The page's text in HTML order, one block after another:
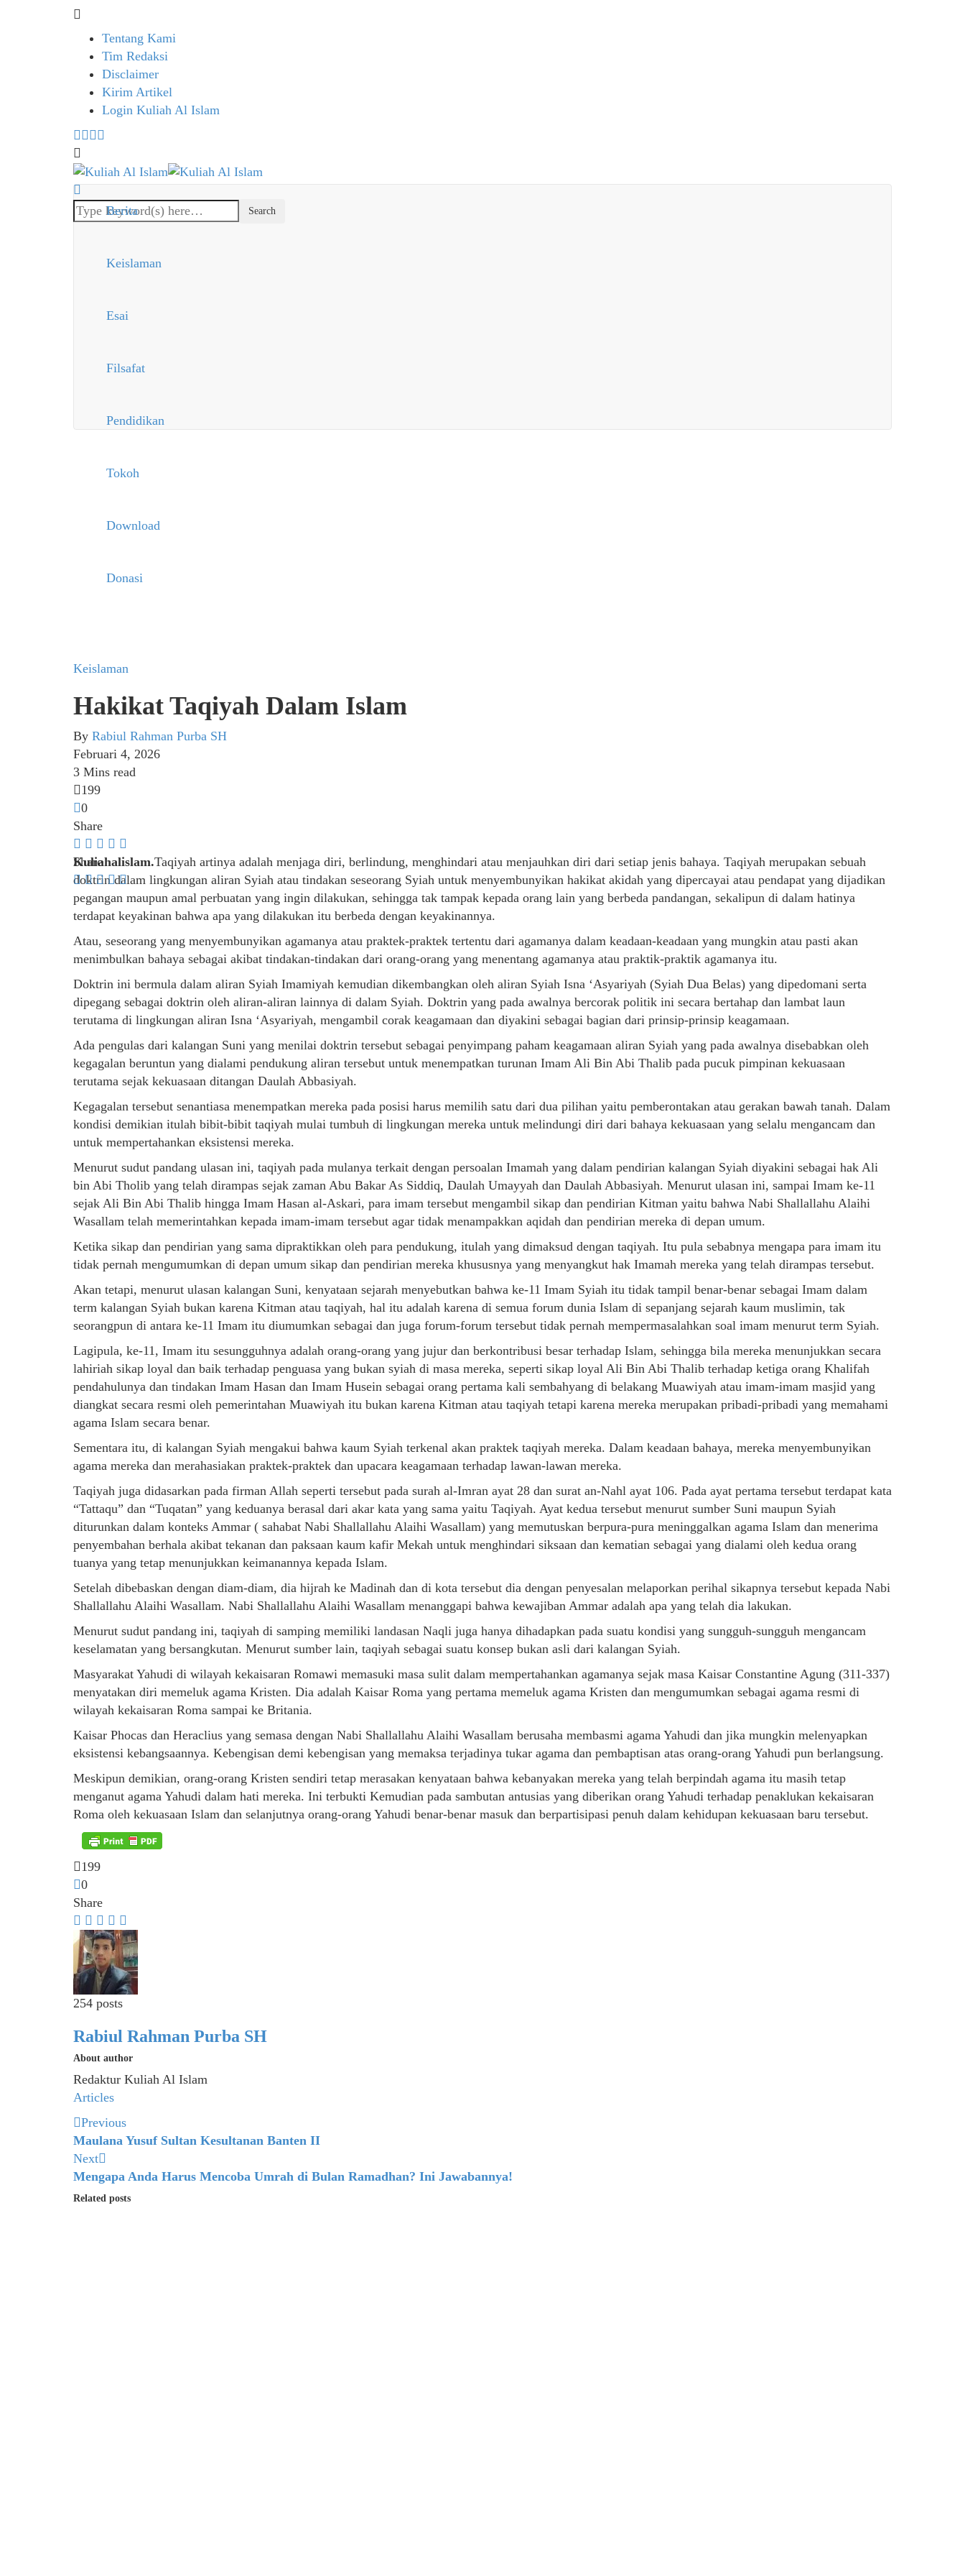
Tentang Kami
Tim Redaksi
Disclaimer
Kirim Artikel
Login Kuliah Al Islam
Berita
Keislaman
Esai
Filsafat
Pendidikan
Tokoh
Download
Donasi
Keislaman
Hakikat Taqiyah Dalam Islam
By Rabiul Rahman Purba SH
Februari 4, 2026
3 Mins read
199
0
Share
Kuliahalislam.Taqiyah artinya adalah menjaga diri, berlindung, menghindari atau menjauhkan diri dari setiap jenis bahaya. Taqiyah merupakan sebuah
doktrin dalam lingkungan aliran Syiah atau tindakan seseorang Syiah untuk menyembunyikan hakikat akidah yang dipercayai atau pendapat yang dijadikan
pegangan maupun amal perbuatan yang ingin dilakukan, sehingga tak tampak kepada orang lain yang berbeda pandangan, sekalipun di dalam hatinya
terdapat keyakinan bahwa apa yang dilakukan itu berbeda dengan keyakinannya.
Atau, seseorang yang menyembunyikan agamanya atau praktek-praktek tertentu dari agamanya dalam keadaan-keadaan yang mungkin atau pasti akan
menimbulkan bahaya sebagai akibat tindakan-tindakan dari orang-orang yang menentang agamanya atau praktik-praktik agamanya itu.
Doktrin ini bermula dalam aliran Syiah Imamiyah kemudian dikembangkan oleh aliran Syiah Isna ‘Asyariyah (Syiah Dua Belas) yang dipedomani serta
dipegang sebagai doktrin oleh aliran-aliran lainnya di dalam Syiah. Doktrin yang pada awalnya bercorak politik ini secara bertahap dan lambat laun
terutama di lingkungan aliran Isna ‘Asyariyah, mengambil corak keagamaan dan diyakini sebagai bagian dari prinsip-prinsip keagamaan.
Ada pengulas dari kalangan Suni yang menilai doktrin tersebut sebagai penyimpang paham keagamaan aliran Syiah yang pada awalnya disebabkan oleh
kegagalan beruntun yang dialami pendukung aliran tersebut untuk menempatkan turunan Imam Ali Bin Abi Thalib pada pucuk pimpinan kekuasaan
terutama sejak kekuasaan ditangan Daulah Abbasiyah.
Kegagalan tersebut senantiasa menempatkan mereka pada posisi harus memilih satu dari dua pilihan yaitu pemberontakan atau gerakan bawah tanah. Dalam
kondisi demikian itulah bibit-bibit taqiyah mulai tumbuh di lingkungan mereka untuk melindungi diri dari bahaya kekuasaan yang selalu mengancam dan
untuk mempertahankan eksistensi mereka.
Menurut sudut pandang ulasan ini, taqiyah pada mulanya terkait dengan persoalan Imamah yang dalam pendirian kalangan Syiah diyakini sebagai hak Ali
bin Abi Tholib yang telah dirampas sejak zaman Abu Bakar As Siddiq, Daulah Umayyah dan Daulah Abbasiyah. Menurut ulasan ini, sampai Imam ke-11
sejak Ali Bin Abi Thalib hingga Imam Hasan al-Askari, para imam tersebut mengambil sikap dan pendirian Kitman yaitu bahwa Nabi Shallallahu Alaihi
Wasallam telah memerintahkan kepada imam-imam tersebut agar tidak menampakkan aqidah dan pendirian mereka di depan umum.
Ketika sikap dan pendirian yang sama dipraktikkan oleh para pendukung, itulah yang dimaksud dengan taqiyah. Itu pula sebabnya mengapa para imam itu
tidak pernah mengumumkan di depan umum sikap dan pendirian mereka khususnya yang menyangkut hak Imamah mereka yang telah dirampas tersebut.
Akan tetapi, menurut ulasan kalangan Suni, kenyataan sejarah menyebutkan bahwa ke-11 Imam Syiah itu tidak tampil benar-benar sebagai Imam dalam
term kalangan Syiah bukan karena Kitman atau taqiyah, hal itu adalah karena di semua forum dunia Islam di sepanjang sejarah kaum muslimin, tak
seorangpun di antara ke-11 Imam itu diumumkan sebagai dan juga forum-forum tersebut tidak pernah mempermasalahkan soal imam menurut term Syiah.
Lagipula, ke-11, Imam itu sesungguhnya adalah orang-orang yang jujur dan berkontribusi besar terhadap Islam, sehingga bila mereka menunjukkan secara
lahiriah sikap loyal dan baik terhadap penguasa yang bukan syiah di masa mereka, seperti sikap loyal Ali Bin Abi Thalib terhadap ketiga orang Khalifah
pendahulunya dan tindakan Imam Hasan dan Imam Husein sebagai orang pertama kali sembahyang di belakang Muawiyah atau imam-imam masjid yang
diangkat secara resmi oleh pemerintahan Muawiyah itu bukan karena Kitman atau taqiyah tetapi karena mereka merupakan pribadi-pribadi yang memahami
agama Islam secara benar.
Sementara itu, di kalangan Syiah mengakui bahwa kaum Syiah terkenal akan praktek taqiyah mereka. Dalam keadaan bahaya, mereka menyembunyikan
agama mereka dan merahasiakan praktek-praktek dan upacara keagamaan terhadap lawan-lawan mereka.
Taqiyah juga didasarkan pada firman Allah seperti tersebut pada surah al-Imran ayat 28 dan surat an-Nahl ayat 106. Pada ayat pertama tersebut terdapat kata
“Tattaqu” dan “Tuqatan” yang keduanya berasal dari akar kata yang sama yaitu Taqiyah. Ayat kedua tersebut menurut sumber Suni maupun Syiah
diturunkan dalam konteks Ammar ( sahabat Nabi Shallallahu Alaihi Wasallam) yang memutuskan berpura-pura meninggalkan agama Islam dan menerima
penyembahan berhala akibat tekanan dan paksaan kaum kafir Mekah untuk menghindari siksaan dan kematian sebagai yang dialami oleh kedua orang
tuanya yang tetap menunjukkan keimanannya kepada Islam.
Setelah dibebaskan dengan diam-diam, dia hijrah ke Madinah dan di kota tersebut dia dengan penyesalan melaporkan perihal sikapnya tersebut kepada Nabi
Shallallahu Alaihi Wasallam. Nabi Shallallahu Alaihi Wasallam menanggapi bahwa kewajiban Ammar adalah apa yang telah dia lakukan.
Menurut sudut pandang ini, taqiyah di samping memiliki landasan Naqli juga hanya dihadapkan pada suatu kondisi yang sungguh-sungguh mengancam
keselamatan yang bersangkutan. Menurut sumber lain, taqiyah sebagai suatu konsep bukan asli dari kalangan Syiah.
Masyarakat Yahudi di wilayah kekaisaran Romawi memasuki masa sulit dalam mempertahankan agamanya sejak masa Kaisar Constantine Agung (311-337)
menyatakan diri memeluk agama Kristen. Dia adalah Kaisar Roma yang pertama memeluk agama Kristen dan mengumumkan sebagai agama resmi di
wilayah kekaisaran Roma sampai ke Britania.
Kaisar Phocas dan Heraclius yang semasa dengan Nabi Shallallahu Alaihi Wasallam berusaha membasmi agama Yahudi dan jika mungkin melenyapkan
eksistensi kebangsaannya. Kebengisan demi kebengisan yang memaksa terjadinya tukar agama dan pembaptisan atas orang-orang Yahudi pun berlangsung.
Meskipun demikian, orang-orang Kristen sendiri tetap merasakan kenyataan bahwa kebanyakan mereka yang telah berpindah agama itu masih tetap
menganut agama Yahudi dalam hati mereka. Ini terbukti Kemudian pada sambutan antusias yang diberikan orang Yahudi terhadap penaklukan kekaisaran
Roma oleh kekuasaan Islam dan selanjutnya orang-orang Yahudi benar-benar masuk dan berpartisipasi penuh dalam kehidupan kekuasaan baru tersebut.
Share
199
0
Share
254 posts
Rabiul Rahman Purba SH
About author
Redaktur Kuliah Al Islam
Articles
Previous
Maulana Yusuf Sultan Kesultanan Banten II
Next
Mengapa Anda Harus Mencoba Umrah di Bulan Ramadhan? Ini Jawabannya!
Related posts